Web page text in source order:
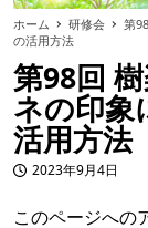
ホーム 研修会
第
の活用方法
第98回
ネの印象
活用方法
投稿日2023年9月4日
このページへの